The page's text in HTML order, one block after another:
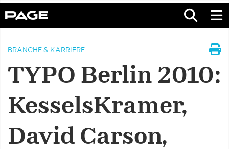
BRANCHE & KARRIERE
TYPO Berlin 2010:
KesselsKramer,
David Carson,